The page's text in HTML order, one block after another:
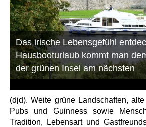
Das irische Lebensgefühl
Hausbooturlaub kommt man
der grünen Insel am nächsten
(djd). Weite grüne Landschaften,
Pubs und Guinness sowie
Tradition, Lebensart und